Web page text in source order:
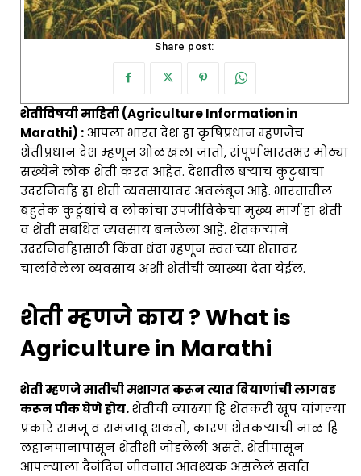
Share post:
शेतीविषयी माहिती (Agriculture Information in
Marathi) :आपला भारत देश हा कृषिप्रधान म्हणजेच
शेतीप्रधान देश म्हणून ओळखला जातो, संपूर्ण भारतभर मोठ्या
संख्येने लोक शेती करत आहेत. देशातील बऱ्याच कुटुंबांचा
उदरनिर्वाह हा शेती व्यवसायावर अवलंबून आहे. भारतातील
बहुतेक कुटूंबांचे व लोकांचा उपजीविकेचा मुख्य मार्ग हा शेती
व शेती संबंधित व्यवसाय बनलेला आहे. शेतकऱ्याने
उदरनिर्वाहासाठी किंवा धंदा म्हणून स्वतःच्या शेतावर
चालविलेला व्यवसाय अशी शेतीची व्याख्या देता येईल.
शेती म्हणजे काय ? What is
Agriculture in Marathi
शेती म्हणजे मातीची मशागत करून त्यात बियाणांची लागवड
करून पीक घेणे होय.शेतीची व्याख्या हि शेतकरी खूप चांगल्या
प्रकारे समजू व समजावू शकतो, कारण शेतकऱ्याची नाळ हि
लहानपानापासून शेतीशी जोडलेली असते. शेतीपासून
आपल्याला दैनंदिन जीवनात आवश्यक असलेलं सर्वात